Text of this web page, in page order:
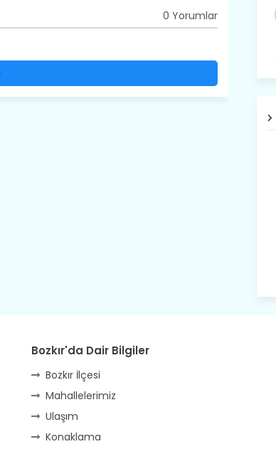
0 Yorumlar
Bozkır'da Dair Bilgiler
Bozkır İlçesi
Mahallelerimiz
Ulaşım
Konaklama